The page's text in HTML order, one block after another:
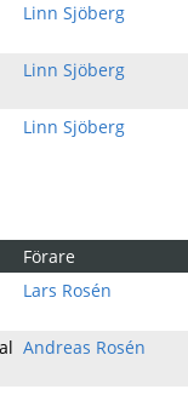
Linn Sjöberg
Linn Sjöberg
Linn Sjöberg
Förare
Lars Rosén
Andreas Rosén